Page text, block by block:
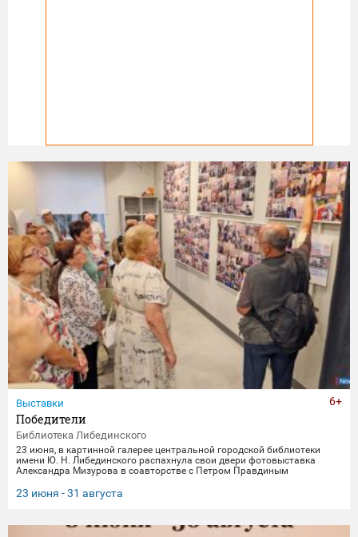
Выставки
Победители
Библиотека Либединского
23 июня, в картинной галерее центральной городской библиотеки
имени Ю. Н. Либединского распахнула свои двери фотовыставка
Александра Мизурова в соавторстве с Петром Правдиным
"Дирижабль" в праздничные майские дни). 250 фотографий - и за
каждым кадром 40 лет неустанной работы мастера, 40 лет трепетного
торжественные парады в честь Дня Победы и пронзительные
23 июня - 31 августа
6+